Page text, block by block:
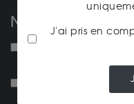
NOS NEWSLETTERS
NEW ! Je souhaite
Je souhaite recevoir
J'ai pris en